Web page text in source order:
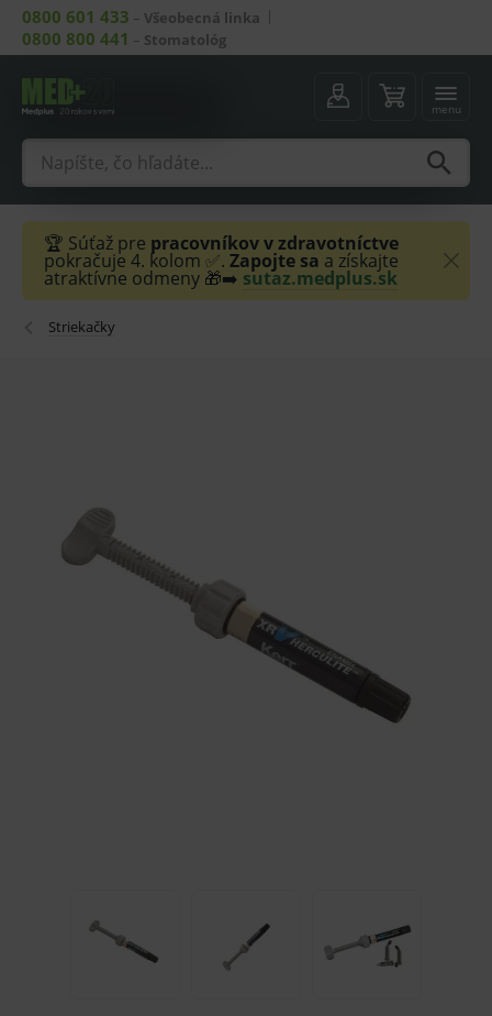
0800 601 433 – Všeobecná linka
0800 800 441 – Stomatológ
menu
🏆 Súťaž pre pracovníkov v zdravotníctve
pokračuje 4. kolom ✅. Zapojte sa a získajte
atraktívne odmeny 🎁➡️ sutaz.medplus.sk
Striekačky